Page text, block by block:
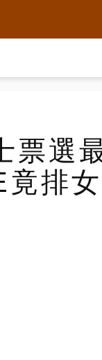
票選
排